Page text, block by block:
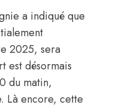
a indiqué que
2025, sera
est désormais
du matin,
Là encore, cette